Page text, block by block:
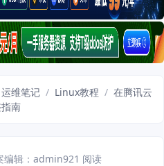
运维笔记 / Linux教程 / 在腾讯云
南
编辑：admin921 阅读